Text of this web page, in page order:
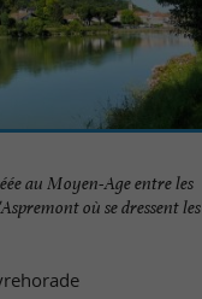
au Moyen-Age entre les
où se dressent les